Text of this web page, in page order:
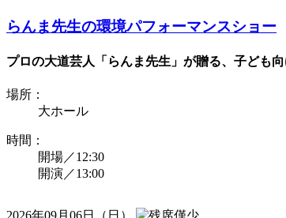
らんま先生の環境パフォーマンスショー
プロの大道芸人「らんま先生」が贈る、子ども
場所：
大ホール
時間：
開場／12:30
開演／13:00